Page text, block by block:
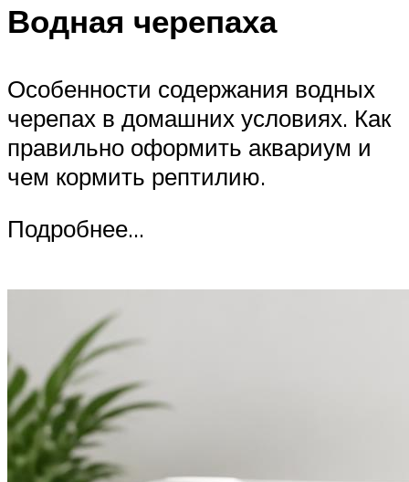
Водная черепаха
Особенности содержания водных
черепах в домашних условиях. Как
правильно оформить аквариум и
чем кормить рептилию.
Подробнее…